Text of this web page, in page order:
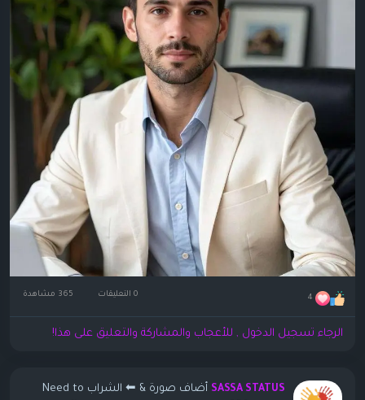
4 0 التعليقات
الرجاء تسجيل الدخول , للأعجاب والمشاركة والتعليق على هذا!
SASSA STATUS أضاف صورة
& ⬅ الشراب Need to